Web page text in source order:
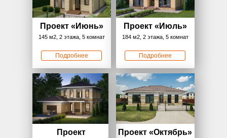
Проект « Июнь»
Подробнее
145 м2, 2 этажа, 5 комнат
Подробнее
Проект « Июль»
184 м2, 2 этажа, 5 комнат
Проект «Октябрь»
Проект